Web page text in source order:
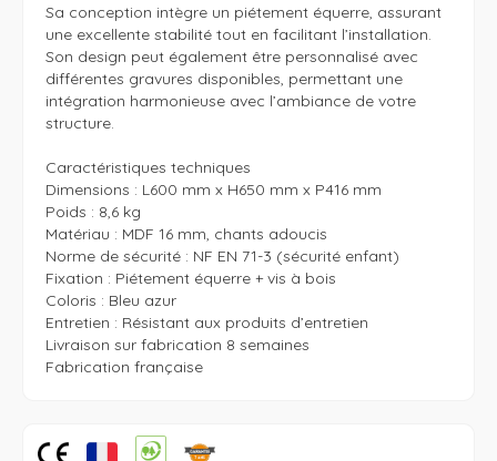
Sa conception intègre un piétement équerre, assurant
une excellente stabilité tout en facilitant l’installation.
Son design peut également être personnalisé avec
différentes gravures disponibles, permettant une
intégration harmonieuse avec l’ambiance de votre
structure.
Caractéristiques techniques
Dimensions : L600 mm x H650 mm x P416 mm
Poids : 8,6 kg
Matériau : MDF 16 mm, chants adoucis
Norme de sécurité : NF EN 71-3 (sécurité enfant)
Fixation : Piétement équerre + vis à bois
Coloris : Bleu azur
Entretien : Résistant aux produits d’entretien
Livraison sur fabrication 8 semaines
Fabrication française